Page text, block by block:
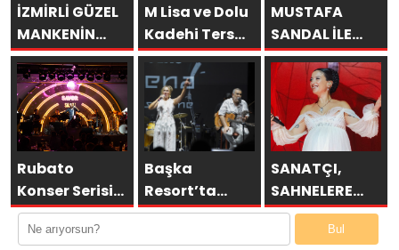
İZMİRLİ GÜZEL
MANKENİN
KULİSLERİ
HAREKETLENDİ:
YENİ PROJELER
YOLDA!
M Lisa ve Dolu
Kadehi Ters
Tut’tan Yeni İş
Birliği: “Vişne”
MUSTAFA
SANDAL İLE
AYNI SAHNEDE
PARLADI:
AFRA’YA
HARBİYE’DE
BÜYÜK ALKIŞ
Rubato
Konser Serisi
Müzikseverlerle
Buluşmaya
Başka
Resort’ta
Unutulmaz
SANATÇI,
SAHNELERE
VERECEĞİ KISA
BİR MOLA
Bul